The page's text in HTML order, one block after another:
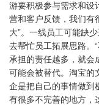
游要积极参与需求和设
营和客户反馈，我们有
大”。一线员工可能缺
去帮忙员工拓展思路。
承担的责任越多，就会
可能会被替代。淘宝的
企是把自己的事情做到
有很多不完善的地方，